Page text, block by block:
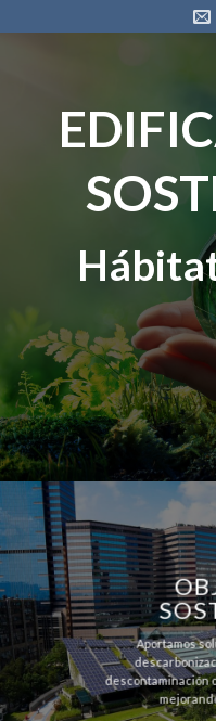
to
Aportamos
descontaminación